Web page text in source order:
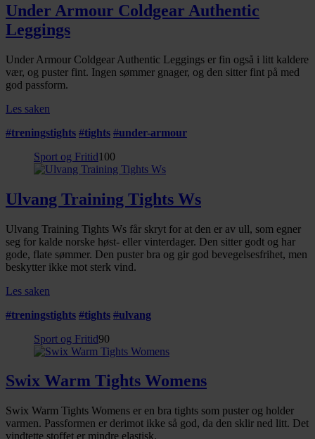
Under Armour Coldgear Authentic
Leggings
Under Armour Coldgear Authentic Leggings er fin også i litt kaldere
vær, og puster fint. Ingen sømmer gnager, og den sitter fint på med
god passform.
Les saken
#treningstights #tights #under-armour
Sport og Fritid100
Ulvang Training Tights Ws
Ulvang Training Tights Ws får skryt for at den er av ull, som egner
seg for kalde norske høst- eller vinterdager. Den sitter godt og har
gode, flate sømmer. Den puster bra og gir god bevegelsesfrihet, men
beskytter ikke mot sterk vind.
Les saken
#treningstights #tights #ulvang
Sport og Fritid90
Swix Warm Tights Womens
Swix Warm Tights Womens er en bra tights som puster og holder
varmen. Passformen er derimot ikke så god, da den sklir ned litt. Det
vindtette stoffet er mindre elastisk.